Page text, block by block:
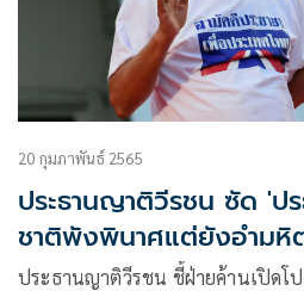
20 กุมภาพันธ์ 2565
ประธานญาติวีรชน ซัด 'ป
ชาติพังพินาศแต่ยังอำมหิ
ประธานญาติวีรชน ชี้ฝ่ายค้านเปิดโป